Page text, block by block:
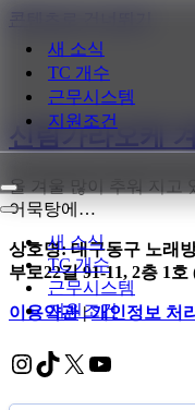
새 소식
TC 개수
근무시스템
지원조건
내
비
이
션
뉴
내
게
이
메
새 소식
TC 개수
근무시스템
지원조건
신림가라오케
올 겨울 많이 추워 지고
어묵탕에…
상호명: 대구동구 노래
부로22길 91-11, 2층 1호
이용약관|개인정보 처
Instagram
TikTok
X YouTube